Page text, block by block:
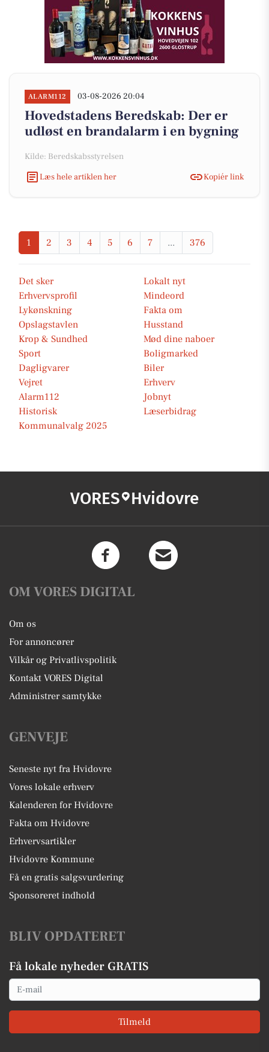
ALARM112 03-08-2026 20:04
Hovedstadens Beredskab: Der er
udløst en brandalarm i en bygning
Kilde: Beredskabsstyrelsen
Læs hele artiklen her
Kopiér link
1 2 3 4 5 6 7 ... 376
Det sker
Lokalt nyt
Erhvervsprofil
Mindeord
Lykønskning
Fakta om
Opslagstavlen
Husstand
Krop & Sundhed
Mød dine naboer
Sport
Boligmarked
Dagligvarer
Biler
Vejret
Erhverv
Alarm112
Jobnyt
Historisk
Læserbidrag
Kommunalvalg 2025
VORES Hvidovre
OM VORES DIGITAL
Om os
For annoncører
Vilkår og Privatlivspolitik
Kontakt VORES Digital
Administrer samtykke
GENVEJE
Seneste nyt fra Hvidovre
Vores lokale erhverv
Kalenderen for Hvidovre
Fakta om Hvidovre
Erhvervsartikler
Hvidovre Kommune
Få en gratis salgsvurdering
Sponsoreret indhold
BLIV OPDATERET
Få lokale nyheder GRATIS
Email
Tilmeld